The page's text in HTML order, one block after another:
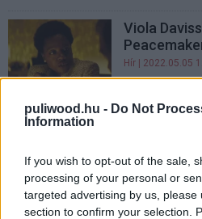
puliwood.hu - Do Not
Information
If you wish to opt-out of the sale,
processing of your personal or
targeted advertising by us, please
section to confirm your selection.
Viola
Hír | 2022.05.05
The
Osztag -
Tényleg
Öngyilkos
| 2021.07.28